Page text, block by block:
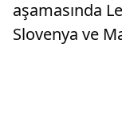
aşamasında
Slovenya ve